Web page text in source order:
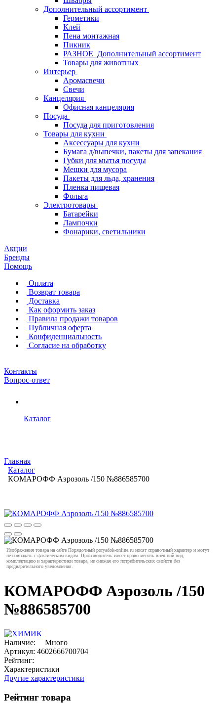
Дополнительный ассортимент
Герметики
Клей
Пена монтажная
Пикник
РАЗНОЕ_Дополнительный ассортимент
Товары для животных
Интерьер
Аромасвечи
Свечи
Канцелярия
Офисная канцелярия
Посуда
Посуда для приготовления
Товары для кухни
Аксессуары для кухни
Бумага д/выпечки, пакеты для запекания
Губки для мытья посуды
Мешки для мусора
Пакеты для льда, хранения
Пленка пищевая
Фольга
Электротовары
Батарейки
Лампочки
Фонарики, светильники
Акции
Бренды
Помощь
Оплата
Возврат товара
Доставка
Как оформить заказ
Правила продажи товаров
Публичная оферта
Конфиденциальность
Согласие на обработку
Контакты
Вопрос-ответ
Каталог
Главная
Каталог
КОМАРОФФ Аэрозоль /150 №886585700
Изображения товара на сайте Порядочный poryadok-online.ru носят справочный характер и могут
не совпадать с фактическим видом. Производитель имеет право менять внешний вид,
комплектацию и характеристики товара, не снижая его потребительских свойств без
предварительного уведомления.
КОМАРОФФ Аэрозоль /150
№886585700
Наличие:
Много
Артикул: 4602666700704
Рейтинг:
Характеристики
Другие характеристики
Рейтинг товара